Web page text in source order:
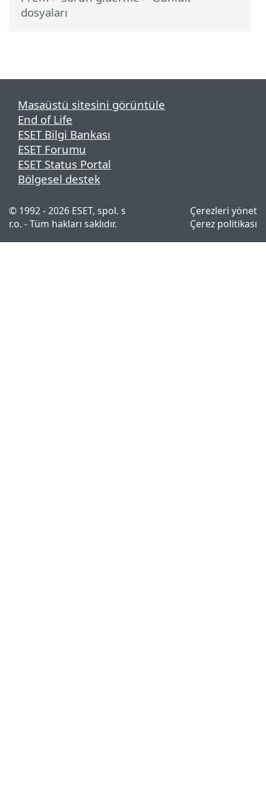
dosyaları
Masaüstü sitesini görüntüle
End of Life
ESET Bilgi Bankası
ESET Forumu
ESET Status Portal
Bölgesel destek
© 1992 - 2026 ESET, spol. s
r.o. - Tüm hakları saklıdır.
Çerezleri yönet
Çerez politikası